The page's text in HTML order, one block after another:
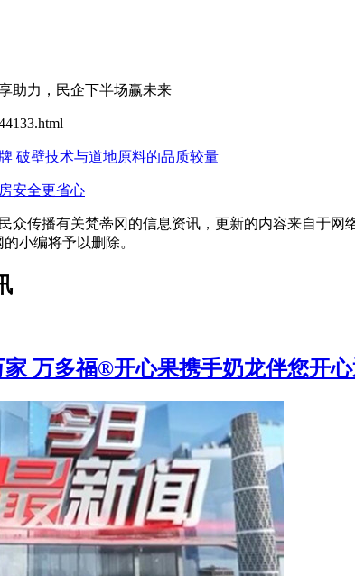
助力，民企下半场赢未来
破壁技术与道地原料的品质较量
安全更省心
众传播有关梵蒂冈的信息资讯，更新的内容来自于
小编将予以删除。
万多福®开心果携手奶龙伴您开